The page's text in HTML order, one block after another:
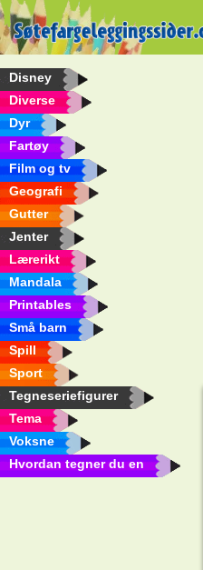
Disney
Diverse
Dyr
Fartøy
Film og tv
Geografi
Gutter
Jenter
Lærerikt
Mandala
Printables
Små barn
Spill
Sport
Tegneseriefigurer
Tema
Voksne
Hvordan tegner du en